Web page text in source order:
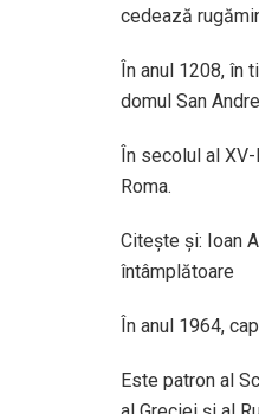
cedează
În anul 1208, în
domul San
În secolul al
Roma.
Citește și: Ioan
întâmplătoare
În anul 1964,
Este patron al